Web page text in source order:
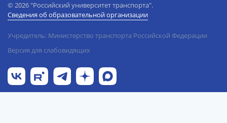
© 2026 "Российский университет транспорта".
Сведения об образовательной организации
Учредитель: Министерство транспорта Российской Федерации
Версия для слабовидящих